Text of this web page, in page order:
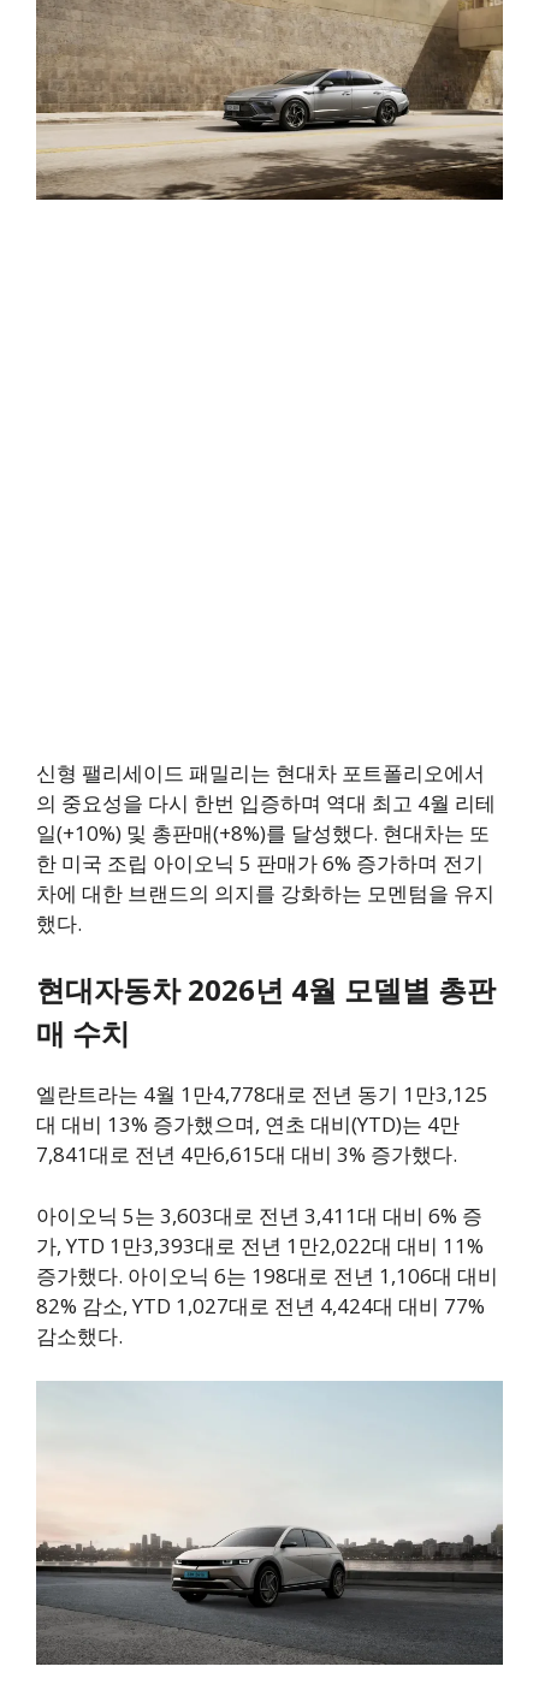
신형 팰리세이드 패밀리는 현대차 포트폴리오에서
의 중요성을 다시 한번 입증하며 역대 최고 4월 리테
일(+10%) 및 총판매(+8%)를 달성했다. 현대차는 또
한 미국 조립 아이오닉 5 판매가 6% 증가하며 전기
차에 대한 브랜드의 의지를 강화하는 모멘텀을 유지
했다.
현대자동차 2026년 4월 모델별 총판
매 수치
엘란트라는 4월 1만4,778대로 전년 동기 1만3,125
대 대비 13% 증가했으며, 연초 대비(YTD)는 4만
7,841대로 전년 4만6,615대 대비 3% 증가했다.
아이오닉 5는 3,603대로 전년 3,411대 대비 6% 증
가, YTD 1만3,393대로 전년 1만2,022대 대비 11%
증가했다. 아이오닉 6는 198대로 전년 1,106대 대비
82% 감소, YTD 1,027대로 전년 4,424대 대비 77%
감소했다.